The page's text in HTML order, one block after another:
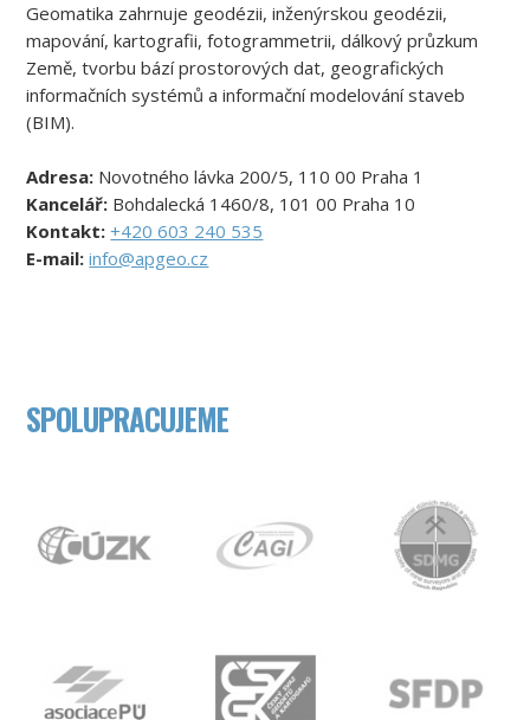
Geomatika zahrnuje geodézii, inženýrskou geodézii,
mapování, kartografii, fotogrammetrii, dálkový průzkum
Země, tvorbu bází prostorových dat, geografických
informačních systémů a informační modelování staveb
(BIM).
Adresa: Novotného lávka 200/5, 110 00 Praha 1
Kancelář: Bohdalecká 1460/8, 101 00 Praha 10
Kontakt: +420 603 240 535
E-mail:info@apgeo.cz
SPOLUPRACUJEME